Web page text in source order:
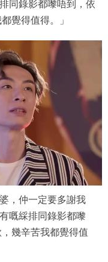
同錄影都嚟唔到，依
覺得值得。」
，仲一定要多謝我
嘅綵排同錄影都嚟
幾辛苦我都覺得值